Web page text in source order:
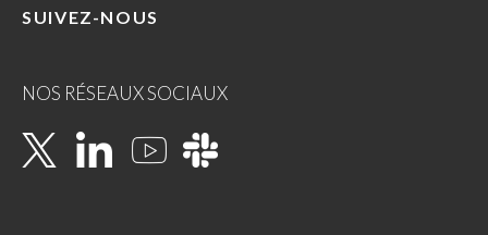
SUIVEZ-NOUS
NOS RÉSEAUX SOCIAUX